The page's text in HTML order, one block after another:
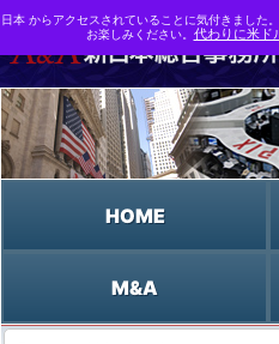
HOME
M&A
日本 からアクセスされていることに気付きました
お楽しみください。 代わりに米ド